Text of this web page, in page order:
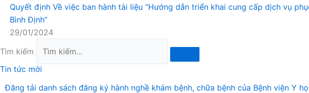
Quyết định Về việc ban hành tài liệu “Hướng dẫn triển khai cung cấp dịch vụ
Bình Định”
29/01/2024
Tìm kiếm
Tin tức mới
Đăng tải danh sách đăng ký hành nghề khám bệnh, chữa bệnh của Bệnh viện Y